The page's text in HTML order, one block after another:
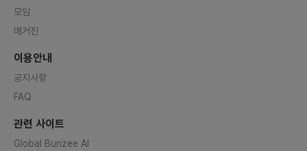
모임
매거진
이용안내
공지사항
FAQ
관련 사이트
Global Bunzee AI